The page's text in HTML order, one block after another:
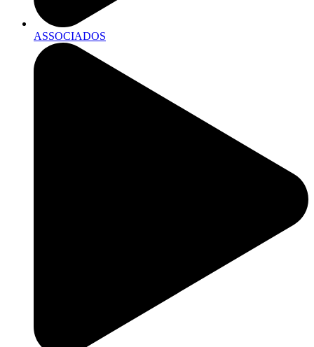
ASSOCIADOS